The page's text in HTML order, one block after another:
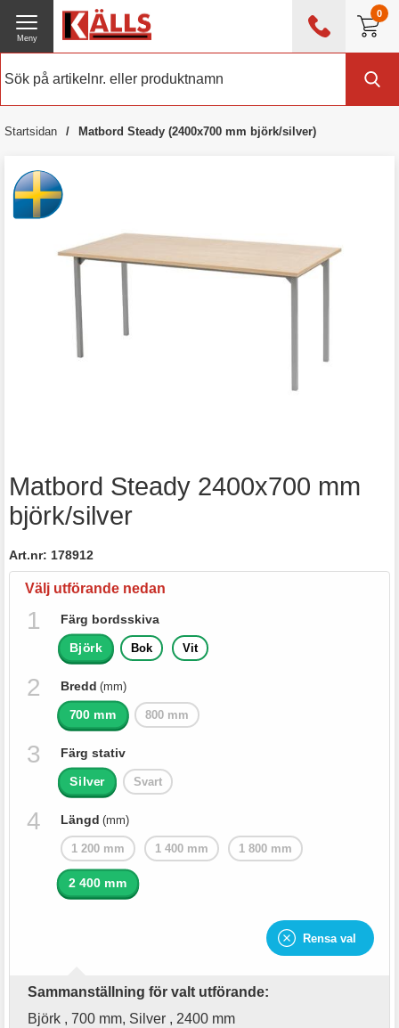
0
0476 - 214 80
Meny
Startsidan Matbord Steady (2400x700 mm björk/silver)
Matbord Steady 2400x700 mm
björk/silver
Art.nr: 178912
Välj utförande nedan
Färg bordsskiva
Björk Bok Vit
Bredd (mm)
700 mm 800 mm
Färg stativ
Silver Svart
Längd (mm)
1 200 mm 1 400 mm 1 800 mm
2 400 mm
Rensa val
Sammanställning för valt utförande:
Björk , 700 mm, Silver , 2400 mm